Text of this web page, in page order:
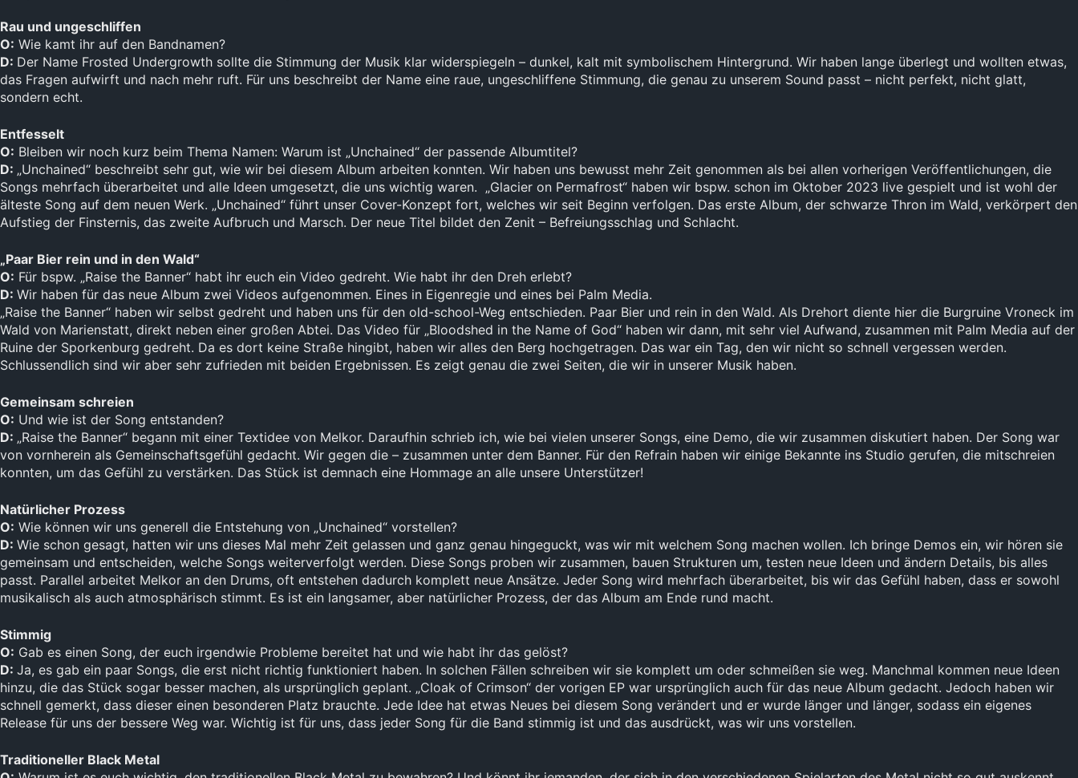
Rau und ungeschliffen
O: Wie kamt ihr auf den Bandnamen?
D: Der Name Frosted Undergrowth sollte die Stimmung der Musik klar widerspiegeln – dunkel, kalt mit symbolischem Hintergrund. Wir haben lange überlegt und wollten etwas,
das Fragen aufwirft und nach mehr ruft. Für uns beschreibt der Name eine raue, ungeschliffene Stimmung, die genau zu unserem Sound passt – nicht perfekt, nicht glatt,
sondern echt.
Entfesselt
O: Bleiben wir noch kurz beim Thema Namen: Warum ist „Unchained“ der passende Albumtitel?
D: „Unchained“ beschreibt sehr gut, wie wir bei diesem Album arbeiten konnten. Wir haben uns bewusst mehr Zeit genommen als bei allen vorherigen Veröffentlichungen, die
Songs mehrfach überarbeitet und alle Ideen umgesetzt, die uns wichtig waren. „Glacier on Permafrost“ haben wir bspw. schon im Oktober 2023 live gespielt und ist wohl der
älteste Song auf dem neuen Werk. „Unchained“ führt unser Cover-Konzept fort, welches wir seit Beginn verfolgen. Das erste Album, der schwarze Thron im Wald, verkörpert den
Aufstieg der Finsternis, das zweite Aufbruch und Marsch. Der neue Titel bildet den Zenit – Befreiungsschlag und Schlacht.
„Paar Bier rein und in den Wald“
O: Für bspw. „Raise the Banner“ habt ihr euch ein Video gedreht. Wie habt ihr den Dreh erlebt?
D: Wir haben für das neue Album zwei Videos aufgenommen. Eines in Eigenregie und eines bei Palm Media.
„Raise the Banner“ haben wir selbst gedreht und haben uns für den old-school-Weg entschieden. Paar Bier und rein in den Wald. Als Drehort diente hier die Burgruine Vroneck im
Wald von Marienstatt, direkt neben einer großen Abtei. Das Video für „Bloodshed in the Name of God“ haben wir dann, mit sehr viel Aufwand, zusammen mit Palm Media auf der
Ruine der Sporkenburg gedreht. Da es dort keine Straße hingibt, haben wir alles den Berg hochgetragen. Das war ein Tag, den wir nicht so schnell vergessen werden.
Schlussendlich sind wir aber sehr zufrieden mit beiden Ergebnissen. Es zeigt genau die zwei Seiten, die wir in unserer Musik haben.
Gemeinsam schreien
O: Und wie ist der Song entstanden?
D: „Raise the Banner“ begann mit einer Textidee von Melkor. Daraufhin schrieb ich, wie bei vielen unserer Songs, eine Demo, die wir zusammen diskutiert haben. Der Song war
von vornherein als Gemeinschaftsgefühl gedacht. Wir gegen die – zusammen unter dem Banner. Für den Refrain haben wir einige Bekannte ins Studio gerufen, die mitschreien
konnten, um das Gefühl zu verstärken. Das Stück ist demnach eine Hommage an alle unsere Unterstützer!
Natürlicher Prozess
O: Wie können wir uns generell die Entstehung von „Unchained“ vorstellen?
D: Wie schon gesagt, hatten wir uns dieses Mal mehr Zeit gelassen und ganz genau hingeguckt, was wir mit welchem Song machen wollen. Ich bringe Demos ein, wir hören sie
gemeinsam und entscheiden, welche Songs weiterverfolgt werden. Diese Songs proben wir zusammen, bauen Strukturen um, testen neue Ideen und ändern Details, bis alles
passt. Parallel arbeitet Melkor an den Drums, oft entstehen dadurch komplett neue Ansätze. Jeder Song wird mehrfach überarbeitet, bis wir das Gefühl haben, dass er sowohl
musikalisch als auch atmosphärisch stimmt. Es ist ein langsamer, aber natürlicher Prozess, der das Album am Ende rund macht.
Stimmig
O: Gab es einen Song, der euch irgendwie Probleme bereitet hat und wie habt ihr das gelöst?
D: Ja, es gab ein paar Songs, die erst nicht richtig funktioniert haben. In solchen Fällen schreiben wir sie komplett um oder schmeißen sie weg. Manchmal kommen neue Ideen
hinzu, die das Stück sogar besser machen, als ursprünglich geplant. „Cloak of Crimson“ der vorigen EP war ursprünglich auch für das neue Album gedacht. Jedoch haben wir
schnell gemerkt, dass dieser einen besonderen Platz brauchte. Jede Idee hat etwas Neues bei diesem Song verändert und er wurde länger und länger, sodass ein eigenes
Release für uns der bessere Weg war. Wichtig ist für uns, dass jeder Song für die Band stimmig ist und das ausdrückt, was wir uns vorstellen.
Traditioneller Black Metal